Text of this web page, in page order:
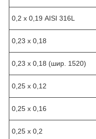
0,2 х 0,19 AISI 316L
0,23 х 0,18
0,23 х 0,18 (шир. 1520)
0,25 х 0,12
0,25 х 0,16
0,25 х 0,2